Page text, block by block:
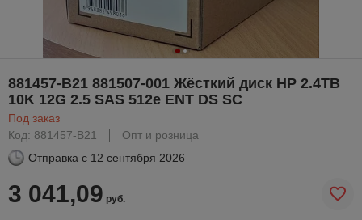
881457-B21 881507-001 Жёсткий диск HP 2.4TB
10K 12G 2.5 SAS 512e ENT DS SC
Под заказ
Код: 881457-B21
Опт и розница
Отправка с 12 сентября 2026
3 041,09 руб.